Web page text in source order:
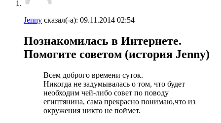
Jenny сказал(-а): 09.11.2014 02:54
Познакомилась в Интернете.
Помогите советом (история Jenny)
Всем доброго времени суток.
Никогда не задумывалась о том, что будет
необходим чей-либо совет по поводу
египтянина, сама прекрасно понимаю,что из
окружения никто не поймет.